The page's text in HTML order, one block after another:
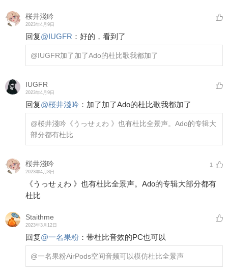
桜井淺吟
2023年4月9日
回复@IUGFR ： 好的，看到了
@IUGFR加了加了Ado的杜比歌我都加了
IUGFR
2023年4月9日
回复@桜井淺吟 ： 加了加了Ado的杜比歌我都加了
@桜井淺吟 《うっせぇわ 》也有杜比全景声。Ado的专辑大
部分都有杜比
桜井淺吟
2023年4月8日
1
《うっせぇわ 》也有杜比全景声。Ado的专辑大部分都有
杜比
Staithme
2023年3月12日
回复@一名果粉 ： 带杜比音效的PC也可以
@一名果粉AirPods空间音频可以模仿杜比全景声